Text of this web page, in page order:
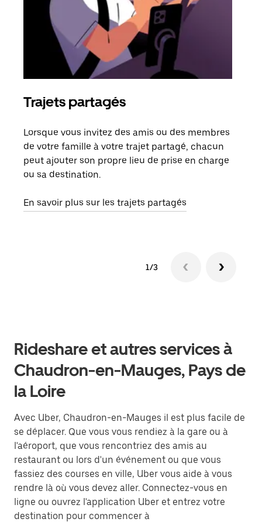
Trajets partagés
Lorsque vous invitez des amis ou des membres
de votre famille à votre trajet partagé, chacun
peut ajouter son propre lieu de prise en charge
ou sa destination.
En savoir plus sur les trajets partagés
1/3
Rideshare et autres services à
Chaudron-en-Mauges, Pays de
la Loire
Avec Uber, Chaudron-en-Mauges il est plus facile de
se déplacer. Que vous vous rendiez à la gare ou à
l'aéroport, que vous rencontriez des amis au
restaurant ou lors d'un événement ou que vous
fassiez des courses en ville, Uber vous aide à vous
rendre là où vous devez aller. Connectez-vous en
ligne ou ouvrez l'application Uber et entrez votre
destination pour commencer à